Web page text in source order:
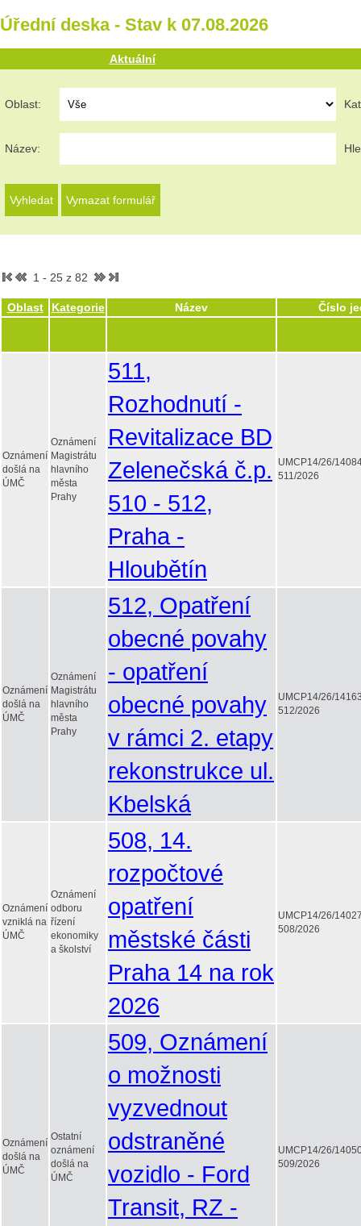
Úřední deska - Stav k 07.08.2026
Aktuální
Oblast:
Název:
1 - 25 z 82
Oblast Kategorie Název Číslo
Oznámení
došlá na
ÚMČ
Oznámení
Magistrátu
hlavního
města
Prahy
511,
Rozhodnutí -
Revitalizace BD
Zelenečská č.p.
510 - 512,
Praha -
Hloubětín
UMCP14/26/
511/2026
Oznámení
došlá na
ÚMČ
Oznámení
Magistrátu
hlavního
města
Prahy
512, Opatření
obecné povahy
- opatření
obecné povahy
v rámci 2. etapy
rekonstrukce ul.
Kbelská
UMCP14/26/
512/2026
Oznámení
vzniklá na
ÚMČ
Oznámení
odboru
řízení
ekonomiky
a školství
508, 14.
rozpočtové
opatření
městské části
Praha 14 na rok
2026
UMCP14/26/
508/2026
Oznámení
došlá na
ÚMČ
Ostatní
oznámení
došlá na
ÚMČ
509, Oznámení
o možnosti
vyzvednout
odstraněné
vozidlo - Ford
Transit, RZ -
UMCP14/26/
509/2026